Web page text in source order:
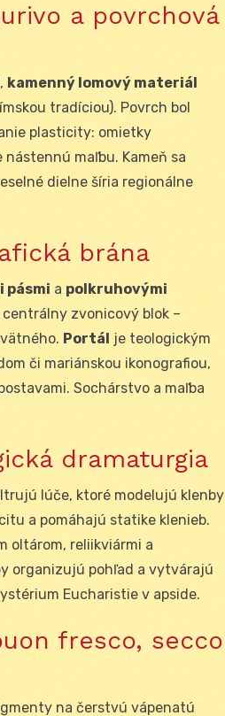
a povrchová
kamenný lomový materiál
tradíciou). Povrch bol
plasticity: omietky
maľbu. Kameň sa
dielne šíria regionálne
brána
pásmi a polkruhovými
zvonicový blok –
Portál
je teologickým
či mariánskou ikonografiou,
Sochárstvo a maľba
dramaturgia
lúče, ktoré modelujú klenby
a pomáhajú statike klenieb.
oltárom, reliikviármi a
organizujú pohľad a vytvárajú
Eucharistie v apside.
fresco, secco
na čerstvú vápenatú